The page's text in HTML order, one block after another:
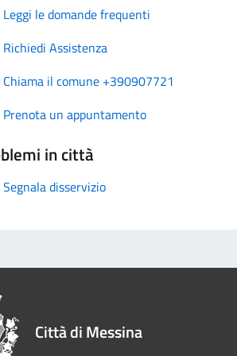
Leggi le domande frequenti
Richiedi Assistenza
Chiama il comune +390907721
Prenota un appuntamento
in città
Segnala disservizio
Città di Messina